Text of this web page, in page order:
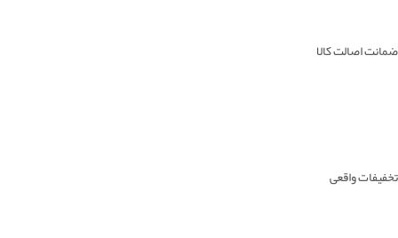
ضمانت اصالت کالا
تخفیفات واقعی